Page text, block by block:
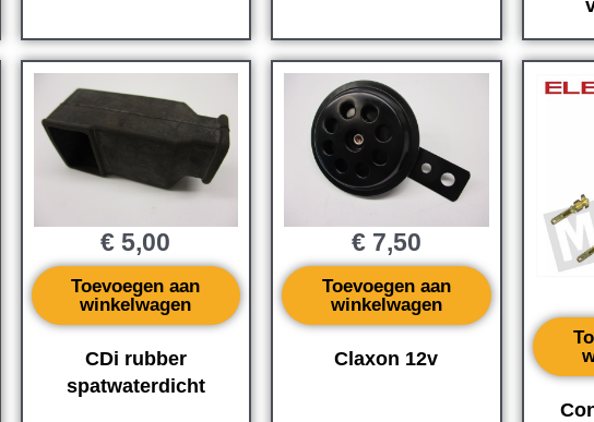
CDi rubber
spatwaterdicht
€ 5,00
Toevoegen aan
winkelwagen
Claxon 12v
€7,50
Toevoegen aan
winkelwagen